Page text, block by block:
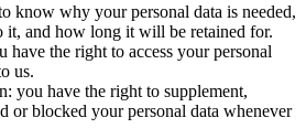
know why your personal data is needed,
it, and how long it will be retained for.
have the right to access your personal
us.
you have the right to supplement,
or blocked your personal data whenever